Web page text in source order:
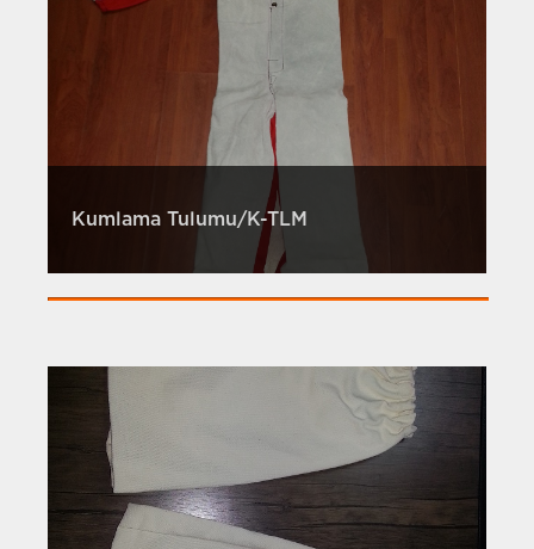
Kumlama Tulumu/K-TLM